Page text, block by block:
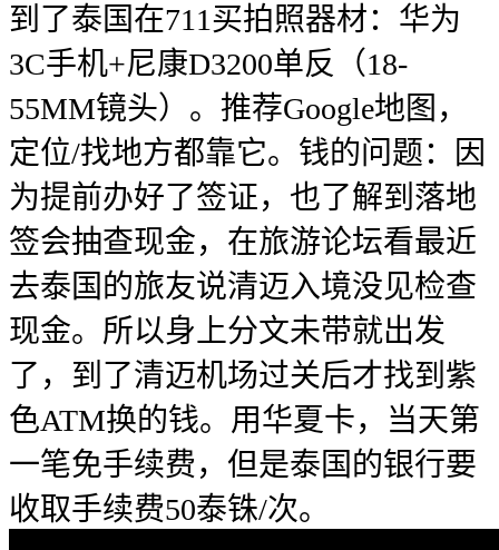
到了泰国在711买拍照器材：华为
3C手机+尼康D3200单反（18-
55MM镜头）。推荐Google地图，
定位/找地方都靠它。钱的问题：因
为提前办好了签证，也了解到落地
签会抽查现金，在旅游论坛看最近
去泰国的旅友说清迈入境没见检查
现金。所以身上分文未带就出发
了，到了清迈机场过关后才找到紫
色ATM换的钱。用华夏卡，当天第
一笔免手续费，但是泰国的银行要
收取手续费50泰铢/次。